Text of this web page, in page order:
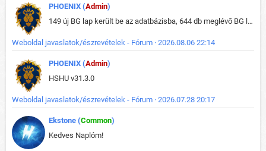
PHOENIX (Admin)
149 új BG lap került be az adatbázisba, 644 db meglévő BG lap módosult, bekerültek az új képek a megváltozott lapokhoz is.
Weboldal javaslatok/észrevételek - Fórum · 2026.08.06 22:14
PHOENIX (Admin)
HSHU v31.3.0
Weboldal javaslatok/észrevételek - Fórum · 2026.07.28 20:17
Ekstone (Common)
Kedves Naplóm!